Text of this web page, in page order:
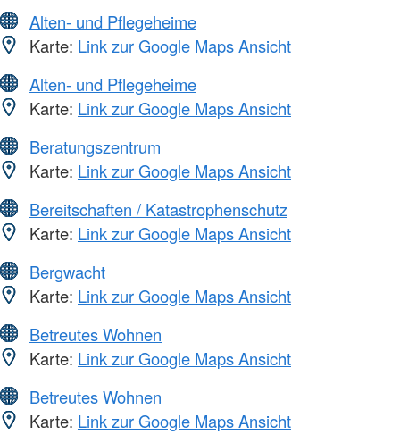
Alten- und Pflegeheime
Karte: Link zur Google Maps Ansicht
Alten- und Pflegeheime
Karte: Link zur Google Maps Ansicht
Beratungszentrum
Karte: Link zur Google Maps Ansicht
Bereitschaften / Katastrophenschutz
Karte: Link zur Google Maps Ansicht
Bergwacht
Karte: Link zur Google Maps Ansicht
Betreutes Wohnen
Karte: Link zur Google Maps Ansicht
Betreutes Wohnen
Karte: Link zur Google Maps Ansicht